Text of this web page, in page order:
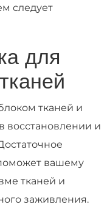
следует
для
тканей и
восстановлении и
вашему
тканей и
заживления.